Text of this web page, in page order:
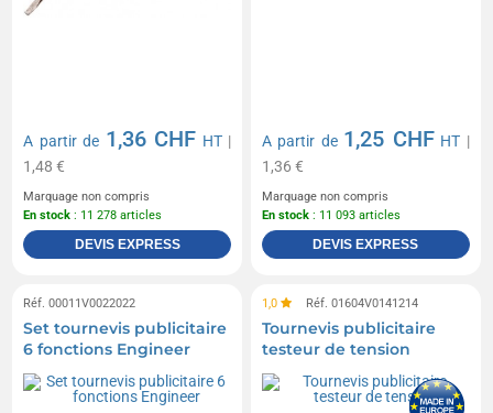
A partir de 1,36 CHF HT|
1,48 €
Marquage non compris
En stock : 11 278 articles
DEVIS EXPRESS
A partir de 1,25 CHF HT |
1,36 €
Marquage non compris
En stock : 11 093 articles
DEVIS EXPRESS
Réf. 00011V0022022
Set tournevis publicitaire
6 fonctions Engineer
1,0 Réf. 01604V0141214
Tournevis publicitaire
testeur de tension